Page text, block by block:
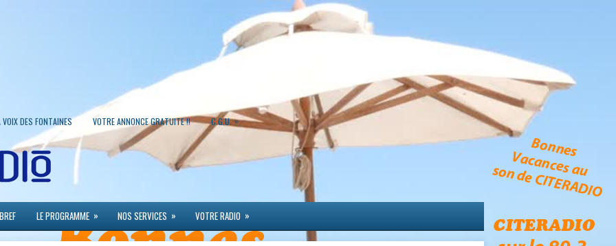
VOIX DES FONTAINES VOTRE ANNONCE GRATUITE !! C.G.U. »
LE PROGRAMME » NOS SERVICES » VOTRE RADIO »